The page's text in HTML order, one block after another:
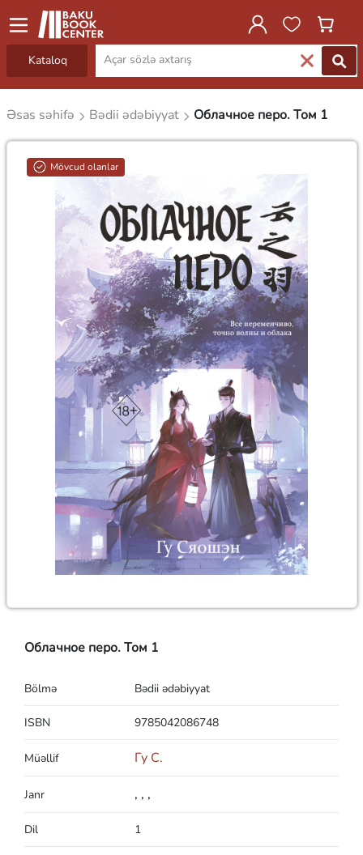
Kataloq
Əsas səhifə Bədii ədəbiyyat Облачное перо. Том 1
Mövcud olanlar
Облачное перо. Том 1
Bölmə Bədii ədəbiyyat
ISBN 9785042086748
Müəllif Гу С.
Janr , , ,
Dil 1